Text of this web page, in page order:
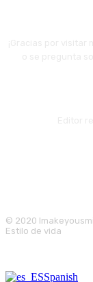
© 2020
Estilo de vida
Spanish